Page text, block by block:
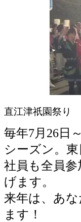
直江津祇園祭り
毎年7月26日
シーズン。
社員も全員
げます。
来年は、あ
ます！